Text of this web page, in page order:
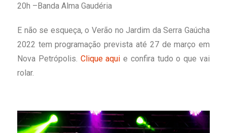
20h –Banda Alma Gaudéria
E não se esqueça, o Verão no Jardim da Serra Gaúcha
2022 tem programação prevista até 27 de março em
Nova Petrópolis. Clique aqui e confira tudo o que vai
rolar.